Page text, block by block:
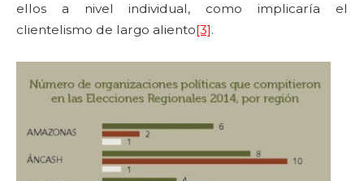
ellos a nivel individual, como implicaría el
clientelismo de largo aliento[3].